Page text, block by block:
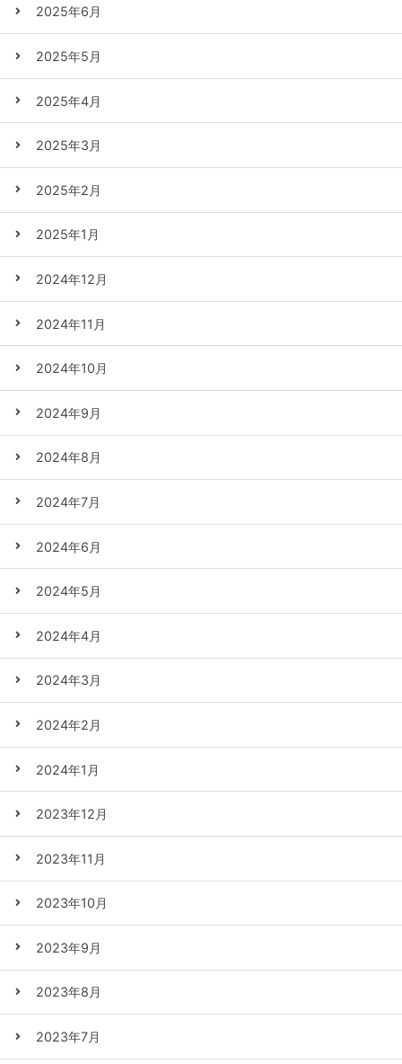
2025年6月
2025年5月
2025年4月
2025年3月
2025年2月
2025年1月
2024年12月
2024年11月
2024年10月
2024年9月
2024年8月
2024年7月
2024年6月
2024年5月
2024年4月
2024年3月
2024年2月
2024年1月
2023年12月
2023年11月
2023年10月
2023年9月
2023年8月
2023年7月